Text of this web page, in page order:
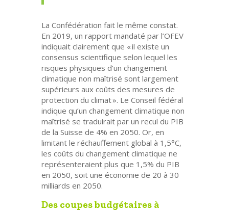
La Confédération fait le même constat.
En 2019, un rapport mandaté par l’OFEV
indiquait clairement que « il existe un
consensus scientifique selon lequel les
risques physiques d’un changement
climatique non maîtrisé sont largement
supérieurs aux coûts des mesures de
protection du climat ». Le Conseil fédéral
indique qu’un changement climatique non
maîtrisé se traduirait par un recul du PIB
de la Suisse de 4% en 2050. Or, en
limitant le réchauffement global à 1,5°C,
les coûts du changement climatique ne
représenteraient plus que 1,5% du PIB
en 2050, soit une économie de 20 à 30
milliards en 2050.
Des coupes budgétaires à